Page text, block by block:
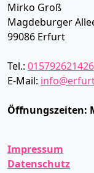
Mirko Groß
Magdeburger
99086 Erfurt
Tel.: 015792621426
E-Mail:
Öffnungszeiten:
Impressum
Datenschutz